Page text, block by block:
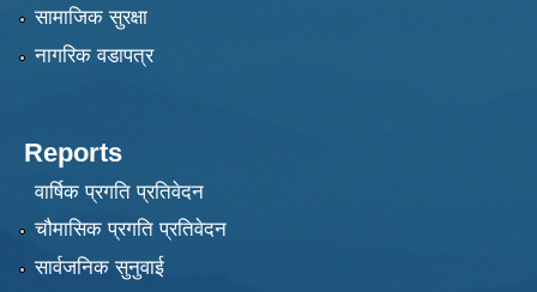
सामाजिक सुरक्षा
नागरिक वडापत्र
Reports
वार्षिक प्रगति प्रतिवेदन
चौमासिक प्रगति प्रतिवेदन
सार्वजनिक सुनुवाई